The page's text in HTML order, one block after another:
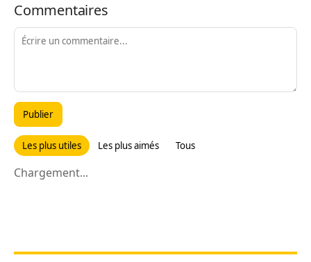
Commentaires
Publier
Les plus utiles Les plus aimés Tous
Chargement...